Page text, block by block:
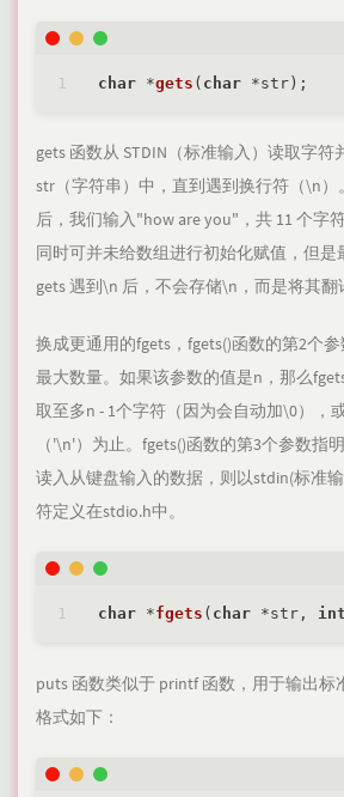
char *gets ( char *str)
gets 函数从 STDIN（标准输入）读取字符
str（字符串）中，直到遇到换行符（\n
后，我们输入"how are you"，共 11 个字
同时可并未给数组进行初始化赋值，但
gets 遇到\n 后，不会存储\n，而是将其翻
换成更通用的fgets，fgets()函数的第2个
最大数量。如果该参数的值是n，那么
取至多n - 1个字符（因为会自动加\0），
（'\n'）为止。fgets()函数的第3个参数指
读入从键盘输入的数据，则以stdin(标准
符定义在stdio.h中。
char *fgets ( char *str, int
puts 函数类似于 printf 函数，用于输出标
格式如下：